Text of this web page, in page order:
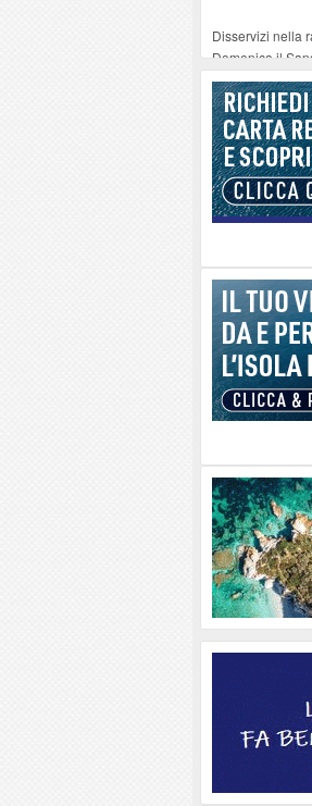
Disservizi nella
Domenica il
Gestione dello
Chi ha paura di
La vivacità